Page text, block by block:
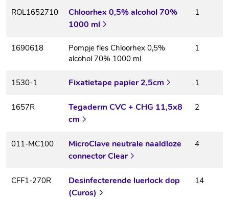
ROL1652710
Chloorhex 0,5% alcohol 70%
1000 ml
1
1690618
Pompje fles Chloorhex 0,5%
alcohol 70% 1000 ml
1
1530-1 Fixatietape papier 2,5cm 1
1657R
Tegaderm CVC + CHG 11,5x8
cm
2
011-MC100
MicroClave neutrale naaldloze
connector Clear
4
CFF1-270R
Desinfecterende luerlock dop
(Curos)
14